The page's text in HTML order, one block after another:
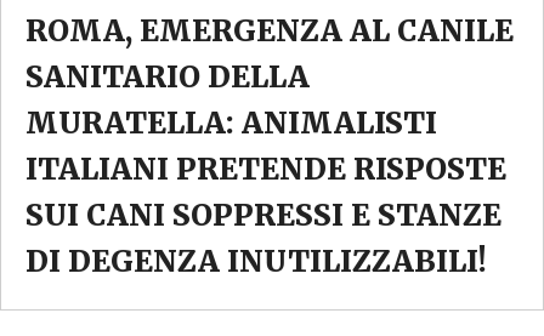
ROMA, EMERGENZA AL CANILE
SANITARIO DELLA
MURATELLA: ANIMALISTI
ITALIANI PRETENDE RISPOSTE
SUI CANI SOPPRESSI E STANZE
DI DEGENZA INUTILIZZABILI!